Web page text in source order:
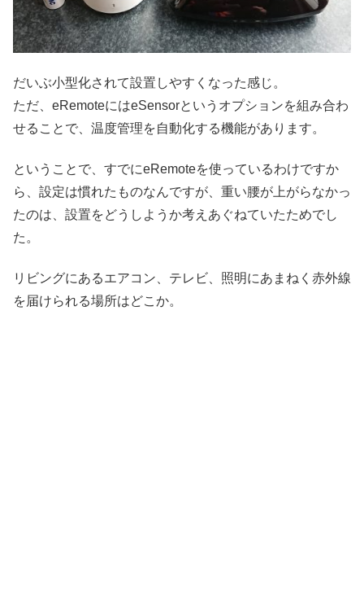
だいぶ小型化されて設置しやすくなった感じ。
ただ、eRemoteにはeSensorというオプションを組み合わ
せることで、温度管理を自動化する機能があります。
ということで、すでにeRemoteを使っているわけですか
ら、設定は慣れたものなんですが、重い腰が上がらなかっ
たのは、設置をどうしようか考えあぐねていたためでし
た。
リビングにあるエアコン、テレビ、照明にあまねく赤外線
を届けられる場所はどこか。